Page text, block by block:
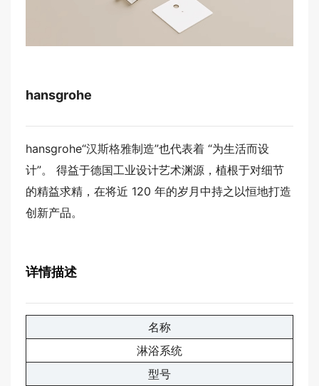
hansgrohe
hansgrohe“汉斯格雅制造”也代表着 “为生活而设
计”。 得益于德国工业设计艺术渊源，植根于对细节
的精益求精，在将近 120 年的岁月中持之以恒地打造
创新产品。
详情描述
名称
淋浴系统
型号